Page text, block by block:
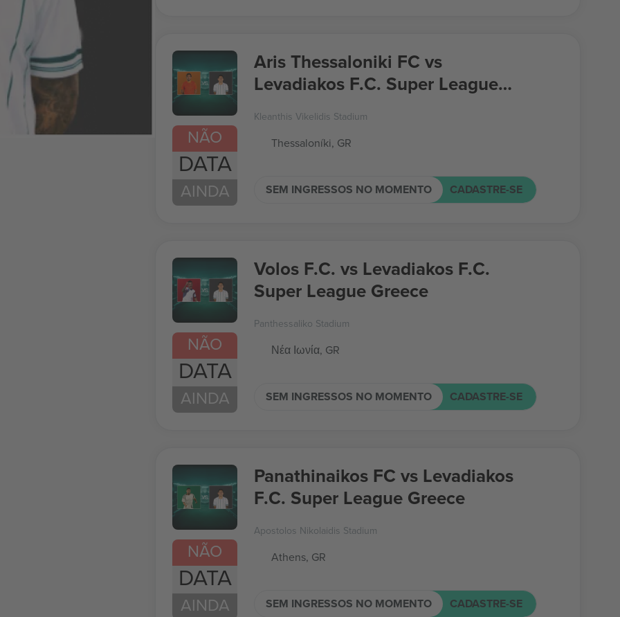
NÃO
DATA
AINDA
Aris Thessaloniki FC vs
Levadiakos F.C. Super League
Greece
Kleanthis Vikelidis Stadium
Thessaloníki, GR
SEM INGRESSOS NO MOMENTO CADASTRE-SE
NÃO
DATA
AINDA
Volos F.C. vs Levadiakos F.C.
Super League Greece
Panthessaliko Stadium
Νέα Ιωνία, GR
SEM INGRESSOS NO MOMENTO CADASTRE-SE
NÃO
DATA
AINDA
Panathinaikos FC vs Levadiakos
F.C. Super League Greece
Apostolos Nikolaidis Stadium
Athens, GR
SEM INGRESSOS NO MOMENTO CADASTRE-SE